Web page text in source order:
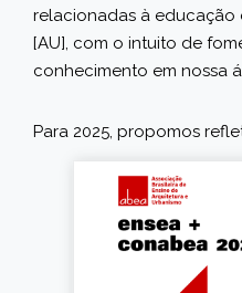
relacionadas à educação
[AU], com o intuito de
conhecimento em nossa
Para 2025, propomos